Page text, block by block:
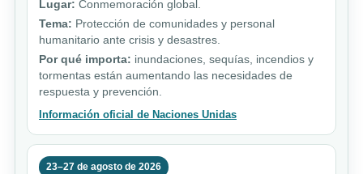
Lugar: Conmemoración global.
Tema: Protección de comunidades y personal
humanitario ante crisis y desastres.
Por qué importa: inundaciones, sequías, incendios y
tormentas están aumentando las necesidades de
respuesta y prevención.
Información oficial de Naciones Unidas
23–27 de agosto de 2026